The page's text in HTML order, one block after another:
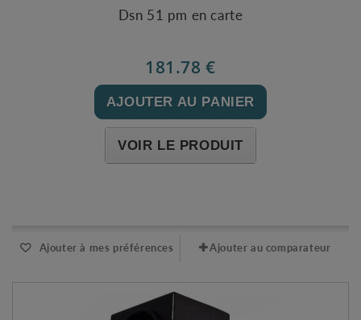
Dsn 51 pm en carte
181.78 €
AJOUTER AU PANIER
VOIR LE PRODUIT
Ajouter à mes préférences Ajouter au comparateur